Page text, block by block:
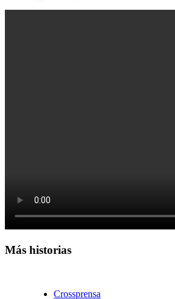
Más historias
Crossprensa